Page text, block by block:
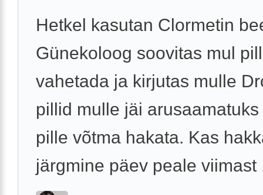
Hetkel kasutan Clormetin
Günekoloog soovitas mul
vahetada ja kirjutas mulle
pillid mulle jäi
pille võtma hakata. Kas
järgmine päev peale viimast